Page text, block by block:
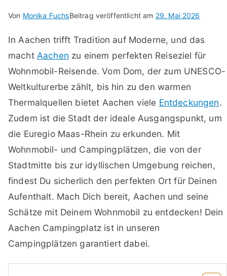
Von Monika FuchsBeitrag veröffentlicht am 29. Mai 2026
In Aachen trifft Tradition auf Moderne, und das
macht Aachen zu einem perfekten Reiseziel für
Wohnmobil-Reisende. Vom Dom, der zum UNESCO-
Weltkulturerbe zählt, bis hin zu den warmen
Thermalquellen bietet Aachen viele Entdeckungen.
Zudem ist die Stadt der ideale Ausgangspunkt, um
die Euregio Maas-Rhein zu erkunden. Mit
Wohnmobil- und Campingplätzen, die von der
Stadtmitte bis zur idyllischen Umgebung reichen,
findest Du sicherlich den perfekten Ort für Deinen
Aufenthalt. Mach Dich bereit, Aachen und seine
Schätze mit Deinem Wohnmobil zu entdecken! Dein
Aachen Campingplatz ist in unseren
Campingplätzen garantiert dabei.